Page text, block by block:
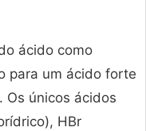
ácido como
para um ácido forte
Os únicos ácidos
HBr